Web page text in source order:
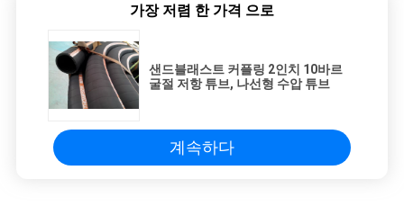
가장 저렴 한 가격 으로
샌드블래스트 커플링 2인치 10바르
굴절 저항 튜브, 나선형 수압 튜브
계속하다